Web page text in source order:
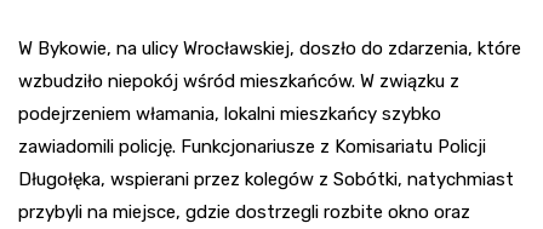
W Bykowie, na ulicy Wrocławskiej, doszło do zdarzenia, które
wzbudziło niepokój wśród mieszkańców. W związku z
podejrzeniem włamania, lokalni mieszkańcy szybko
zawiadomili policję. Funkcjonariusze z Komisariatu Policji
Długołęka, wspierani przez kolegów z Sobótki, natychmiast
przybyli na miejsce, gdzie dostrzegli rozbite okno oraz